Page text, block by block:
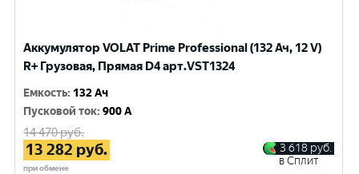
Аккумулятор VOLAT Prime Professional (132 Ач, 12 V)
R+ Грузовая, Прямая D4 арт.VST1324
Емкость: 132 Ач
Пусковой ток:900 A
14 470руб.
13 282 руб.
при обмене
3 618 руб.
в Сплит